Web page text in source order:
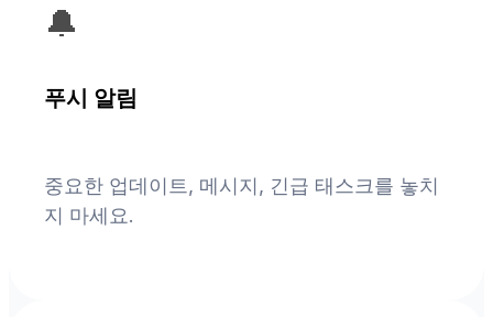
🔔
푸시 알림
중요한 업데이트, 메시지, 긴급 태스크를 놓치
지 마세요.